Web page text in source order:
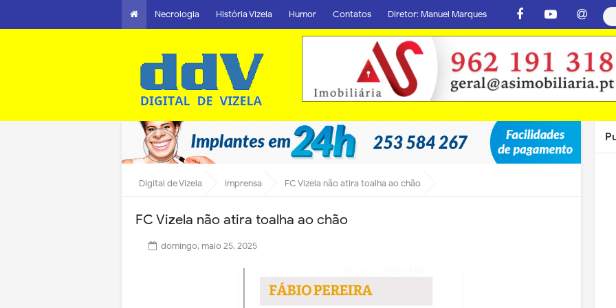
Necrologia História Vizela Humor Contatos Diretor: Manuel Marques
Digital de Vizela Imprensa FC Vizela não atira toalha ao chão
FC Vizela não atira toalha ao chão
domingo, maio 25, 2025